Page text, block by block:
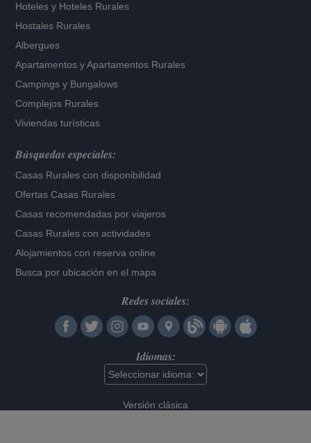
Hoteles y Hoteles Rurales
Hostales Rurales
Albergues
Apartamentos yApartamentos Rurales
Campings y Bungalows
Complejos Rurales
Viviendas turísticas
Búsquedas especiales:
Casas Rurales con disponibilidad
Ofertas Casas Rurales
Casas recomendadas por viajeros
Casas Rurales con actividades
Alojamientos con reserva online
Busca por ubicación en el mapa
Redes sociales:
Idiomas:
Versión clásica